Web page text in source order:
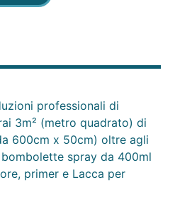
professionali di
3m² (metro quadrato) di
600cm x 50cm) oltre agli
spray da 400ml
primer e Lacca per